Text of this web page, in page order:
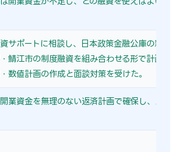
サポートに相談し、日本政策金融公庫の新規
鯖江市の制度融資を組み合わせる形で計画を
数値計画の作成と面談対策を受けた。
業資金を無理のない返済計画で確保し、スム